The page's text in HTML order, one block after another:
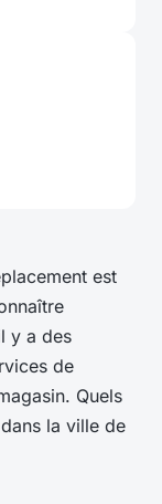
est
y a des
de
Quels
la ville de